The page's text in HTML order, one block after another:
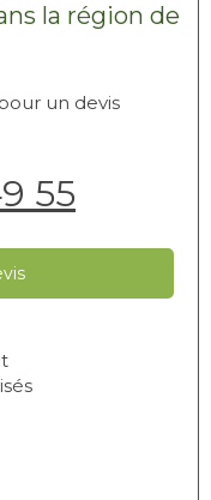
la région de
un devis
55